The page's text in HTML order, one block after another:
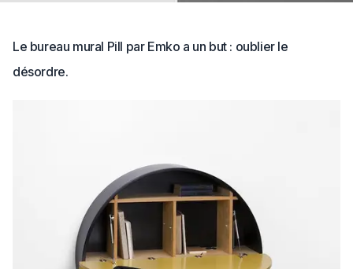
Le bureau mural Pill par Emko a un but : oublier le
désordre.